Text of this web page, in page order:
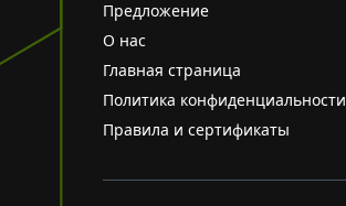
Предложение
О нас
Главная страница
Политика конфиденциальности
Правила и сертификаты